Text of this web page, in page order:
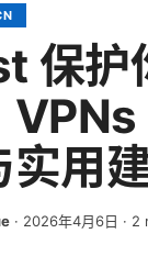
保护
实用
· 2026年4月6日 · 2